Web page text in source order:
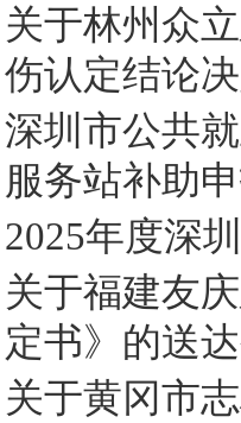
关于林州众
伤认定结论
深圳市公共
服务站补助
2025年度深
关于福建友
定书》的送
关于黄冈市